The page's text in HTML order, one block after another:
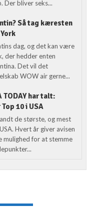
Der bliver seks...
Så tag kæresten
dag, og det kan være
der hedder enten
Det vil det
WOW air gerne...
TODAY har talt:
10 i USA
de største, og mest
Hvert år giver avisen
mulighed for at stemme